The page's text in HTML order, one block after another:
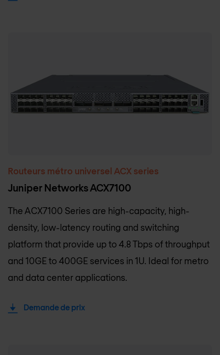
Routeurs métro universel ACX series
Juniper Networks ACX7100
The ACX7100 Series are high-capacity, high-
density, low-latency routing and switching
platform that provide up to 4.8 Tbps of throughput
and 10GE to 400GE services in 1U. Ideal for metro
and data center applications.
Demande de prix